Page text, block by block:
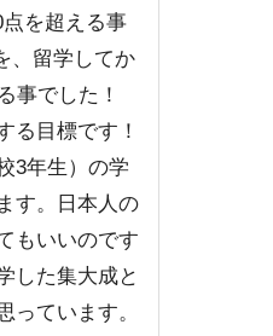
を超える事
、留学してか
事でした！
る目標です！
3年生）の学
す。日本人の
もいいのです
した集大成と
っています。